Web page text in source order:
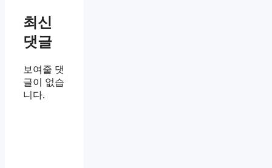
최신
댓글
보여줄 댓
글이 없습
니다.